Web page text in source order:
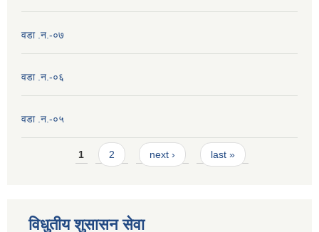
वडा .न.-०७
वडा .न.-०६
वडा .न.-०५
Pages1 2 next › last »
विधुतीय शुसासन सेवा